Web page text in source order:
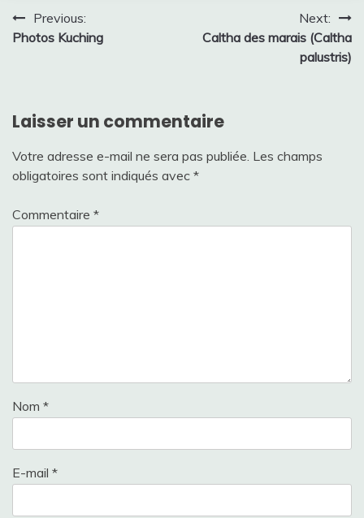
Navigation
de
Previous:
Photos Kuching
Next:
Caltha des marais (Caltha
palustris)
Laisser un commentaire
Votre adresse e-mail ne sera pas publiée. Les champs
obligatoires sont indiqués avec *
Commentaire *
Nom *
E-mail *